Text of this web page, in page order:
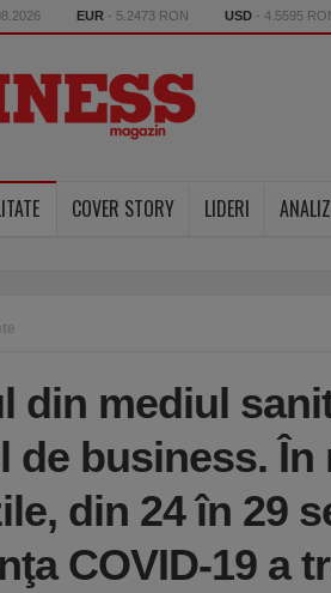
EUR - 5.2473 RON USD - 4.5595
COVER STORY LIDERI
din mediul
de business. În
din 24 în 29
COVID-19 a